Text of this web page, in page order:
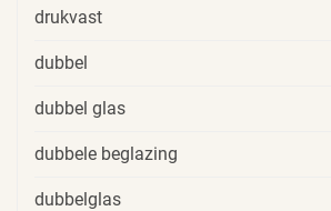
drukvast
dubbel
dubbel glas
dubbele beglazing
dubbelglas